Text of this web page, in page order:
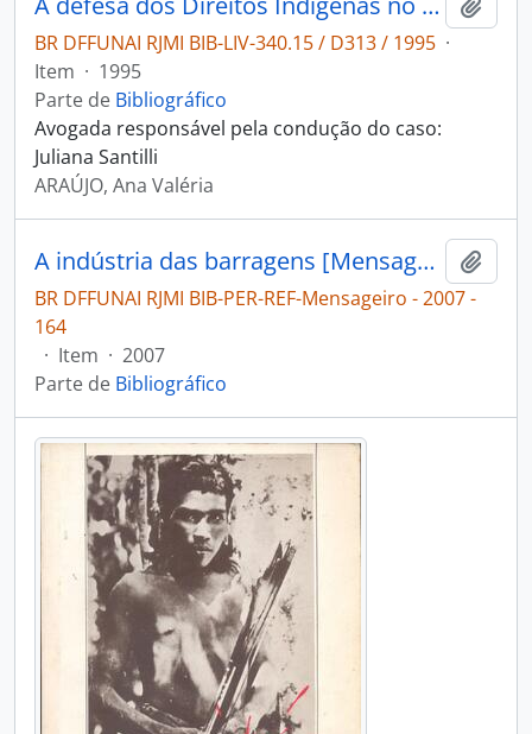
BR DFFUNAI RJMI BIB-LIV-340.15 / D313 / 1995 ·
Item · 1995
Parte de Bibliográfico
Avogada responsável pela condução do caso:
Juliana Santilli
ARAÚJO, Ana Valéria
A indústria das barragens [Mensageiro]
BR DFFUNAI RJMI BIB-PER-REF-Mensageiro - 2007 -
164
· Item · 2007
Parte de Bibliográfico